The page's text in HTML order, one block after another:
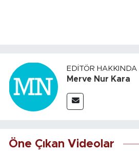
EDITÖR HAKKINDA
Merve Nur Kara
Öne Çıkan Videolar